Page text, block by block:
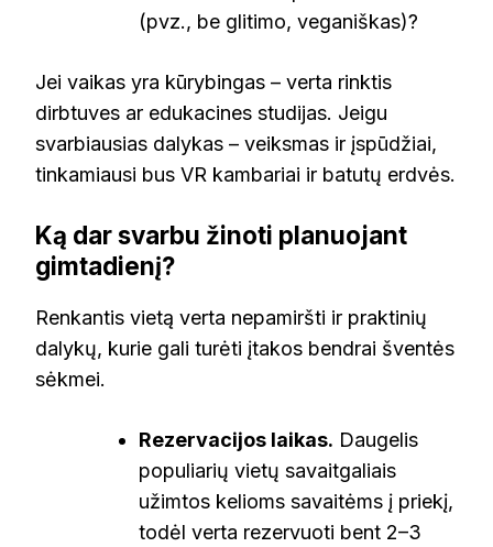
(pvz., be glitimo, veganiškas)?
Jei vaikas yra kūrybingas – verta rinktis
dirbtuves ar edukacines studijas. Jeigu
svarbiausias dalykas – veiksmas ir įspūdžiai,
tinkamiausi bus VR kambariai ir batutų erdvės.
Ką dar svarbu žinoti planuojant
gimtadienį?
Renkantis vietą verta nepamiršti ir praktinių
dalykų, kurie gali turėti įtakos bendrai šventės
sėkmei.
Rezervacijos laikas. Daugelis
populiarių vietų savaitgaliais
užimtos kelioms savaitėms į priekį,
todėl verta rezervuoti bent 2–3